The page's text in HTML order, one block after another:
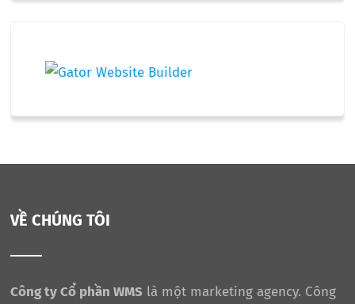
VỀ CHÚNG TÔI
Công ty Cổ phần WMS là một marketing agency. Công